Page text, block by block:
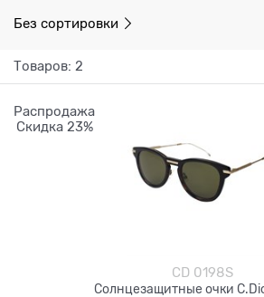
Без сортировки
Товаров: 2
Распродажа
Скидка 23%
CD 0198S
Солнцезащитные очки